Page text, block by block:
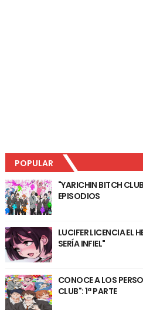
POPULAR
"YARICHIN BITCH
EPISODIOS
LUCIFER LICENCIA EL
SERÍA INFIEL"
CONOCE A LOS
CLUB": 1ª PARTE